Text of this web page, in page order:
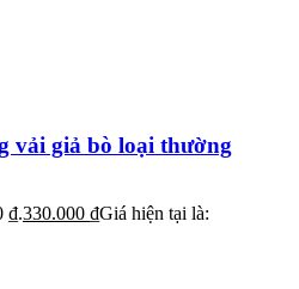
vải giả bò loại thường
₫.330.000 ₫Giá hiện tại là: